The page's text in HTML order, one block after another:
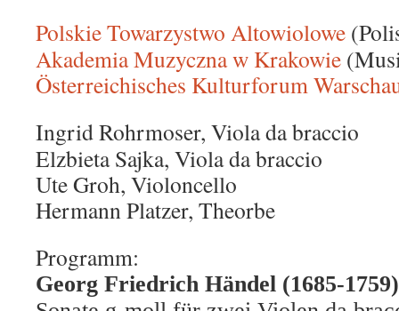
Polskie Towarzystwo Altowiolowe
Akademia Muzyczna w Krakowie
Österreichisches Kulturforum
Ingrid Rohrmoser, Viola da braccio
Elzbieta Sajka, Viola da braccio
Ute Groh, Violoncello
Hermann Platzer, Theorbe
Programm:
Georg Friedrich Händel (1685-1759)